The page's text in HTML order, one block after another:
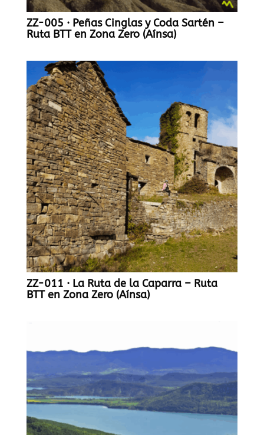
ZZ-005 · Peñas Cinglas y Coda Sartén –
Ruta BTT en Zona Zero (Aínsa)
ZZ-011 · La Ruta de la Caparra – Ruta
BTT en Zona Zero (Aínsa)